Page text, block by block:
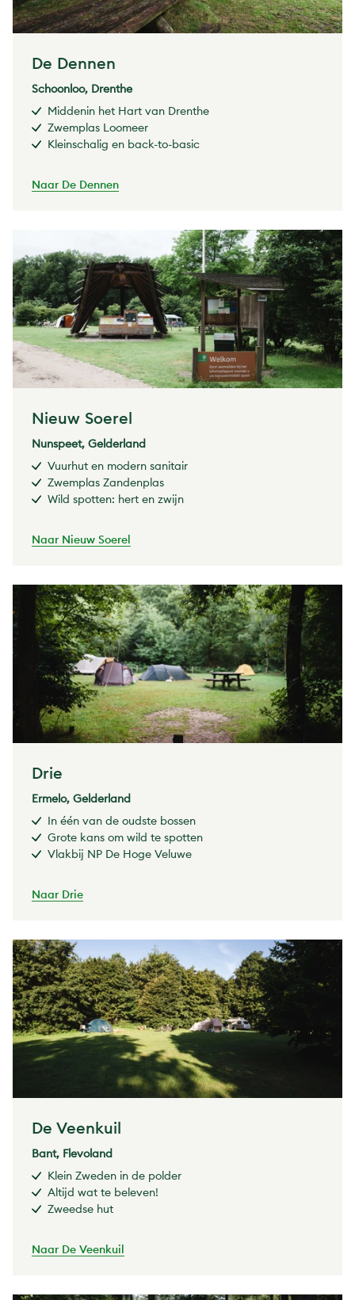
De Dennen
Schoonloo, Drenthe
Middenin het Hart van Drenthe
Zwemplas Loomeer
Kleinschalig en back-to-basic
Naar De Dennen
Nieuw Soerel
Nunspeet, Gelderland
Vuurhut en modern sanitair
Zwemplas Zandenplas
Wild spotten: hert en zwijn
Naar Nieuw Soerel
Drie
Ermelo, Gelderland
In één van de oudste bossen
Grote kans om wild te spotten
Vlakbij NP De Hoge Veluwe
Naar Drie
De Veenkuil
Bant, Flevoland
Klein Zweden in de polder
Altijd wat te beleven!
Zweedse hut
Naar De Veenkuil